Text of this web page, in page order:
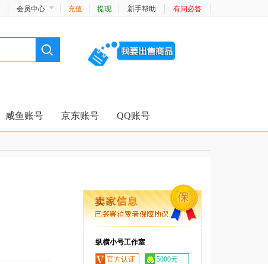
会员中心 充值 提现 新手帮助 有问必答
咸鱼账号 京东账号 QQ账号
纵横小号工作室
官方认证 5000元